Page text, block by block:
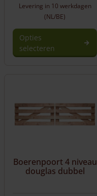
Levering in 10 werkdagen
(NL/BE)
Opties
selecteren
Boerenpoort 4 niveau
douglas dubbel